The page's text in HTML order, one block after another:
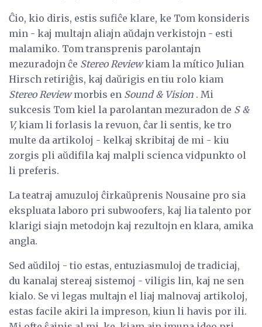
Ĉio, kio diris, estis sufiĉe klare, ke Tom konsideris
min - kaj multajn aliajn aŭdajn verkistojn - esti
malamiko. Tom transprenis parolantajn
mezuradojn ĉe Stereo Reviewkiam la mítico Julian
Hirsch retiriĝis, kaj daŭrigis en tiu rolo kiam
Stereo Reviewmorbis en Sound & Vision . Mi
sukcesis Tom kiel la parolantan mezuradon de S &
V,kiam li forlasis la revuon, ĉar li sentis, ke tro
multe da artikoloj - kelkaj skribitaj de mi - kiu
zorgis pli aŭdifila kaj malpli scienca vidpunkto ol
li preferis.
La teatraj amuzuloj ĉirkaŭprenis Nousaine pro sia
ekspluata laboro pri subwoofers, kaj lia talento por
klarigi siajn metodojn kaj rezultojn en klara, amika
angla.
Sed aŭdiloj - tio estas, entuziasmuloj de tradiciaj,
du kanalaj stereaj sistemoj - viligis lin, kaj ne sen
kialo. Se vi legas multajn el liaj malnovaj artikoloj,
estas facile akiri la impreson, kiun li havis por ili.